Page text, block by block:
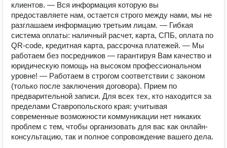
клиентов. — Вся информация которую вы
предоставляете нам, остается строго между нами, мы не
разглашаем информацию третьим лицам. — Гибкая
система оплаты: наличный расчет, карта, СПБ, оплата по
QR-code, кредитная карта, рассрочка платежей. — Мы
работаем без посредников — гарантируя Вам качество и
юридическую помощь на высоком профессиональном
уровне! — Работаем в строгом соответствии с законом
(только после заключения договора). Прием по
предварительной записи. Для всех тех, кто находится за
пределами Ставропольского края: учитывая
современные возможности коммуникации нет никаких
проблем с тем, чтобы организовать для вас как онлайн-
консультацию, так и полное сопровождение вашего дела.